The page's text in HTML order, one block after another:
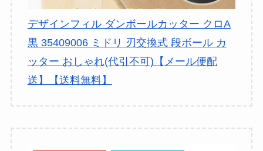
デザインフィル ダンボールカッター クロA
黒 35409006 ミドリ 刃交換式 段ボール カ
ッター おしゃれ(代引不可)【メール便配
送】【送料無料】